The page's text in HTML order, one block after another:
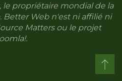
le propriétaire mondial de la
Web n'est ni affilié ni
Matters ou le projet